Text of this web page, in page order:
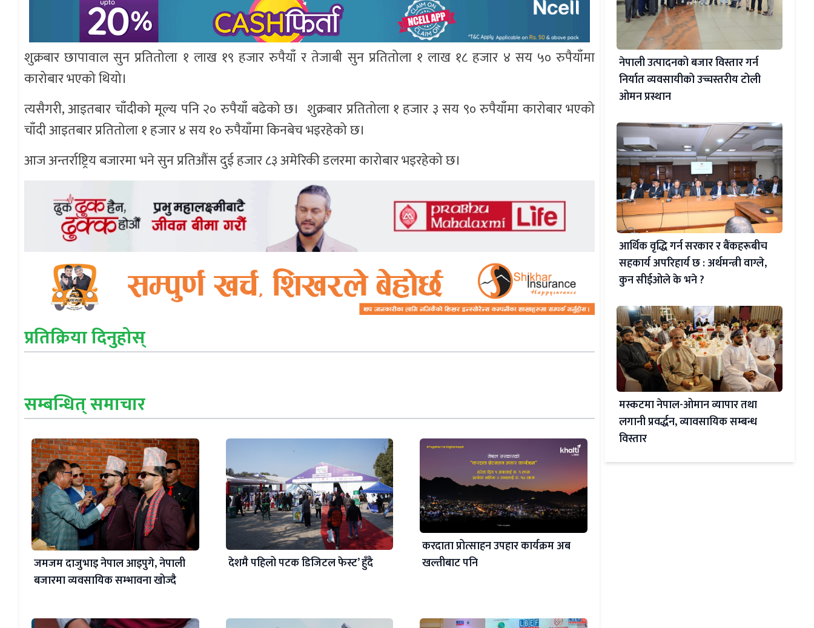
शुक्रबार छापावाल सुन प्रतितोला १ लाख १९ हजार रुपैयाँ र तेजाबी सुन प्रतितोला १ लाख १८ हजार ४ सय ५० रुपैयाँमा
कारोबार भएको थियो।
त्यसैगरी, आइतबार चाँदीको मूल्य पनि २० रुपैयाँ बढेको छ। शुक्रबार प्रतितोला १ हजार ३ सय ९० रुपैयाँमा कारोबार भएको
चाँदी आइतबार प्रतितोला १ हजार ४ सय १० रुपैयाँमा किनबेच भइरहेको छ।
आज अन्तर्राष्ट्रिय बजारमा भने सुन प्रतिऔंस दुई हजार ८३ अमेरिकी डलरमा कारोबार भइरहेको छ।
प्रतिक्रिया दिनुहोस्
सम्बन्धित् समाचार
जमजम दाजुभाइ नेपाल आइपुगे, नेपाली
बजारमा व्यवसायिक सम्भावना खोज्दै
देशमै पहिलो पटक डिजिटल फेस्ट’ हुँदै
करदाता प्रोत्साहन उपहार कार्यक्रम अब
खल्तीबाट पनि
नेपाली उत्पादनको बजार विस्तार गर्न
निर्यात व्यवसायीको उच्चस्तरीय टोली
ओमन प्रस्थान
आर्थिक वृद्धि गर्न सरकार र बैंकहरूबीच
सहकार्य अपरिहार्य छ : अर्थमन्त्री वाग्ले,
कुन सीईओले के भने ?
मस्कटमा नेपाल-ओमान व्यापार तथा
लगानी प्रवर्द्धन, व्यावसायिक सम्बन्ध
विस्तार